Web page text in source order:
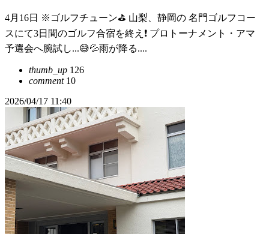
4月16日 ※ゴルフチューン⛳️ 山梨、静岡の 名門ゴルフコー
スにて3日間のゴルフ合宿を終え❗️ プロトーナメント・アマ
予選会へ腕試し...😅💦雨が降る....
thumb_up 126
comment10
2026/04/17 11:40